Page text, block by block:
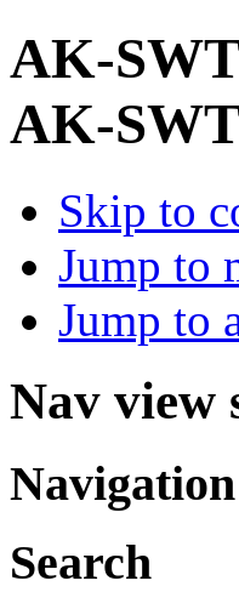
AK-
AK-
Skip to
Jump to
Jump to
Nav view
Navigation
Search